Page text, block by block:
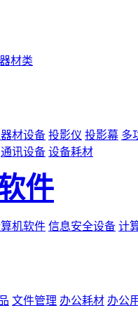
材类
材设备 投影仪 投影幕 多
通讯设备 设备耗材
件
机软件 信息安全设备 计
文件管理 办公耗材 办公